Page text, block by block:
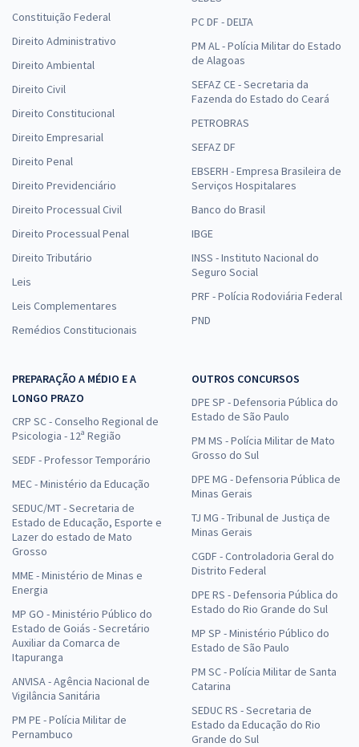
Constituição Federal
Direito Administrativo
Direito Ambiental
Direito Civil
Direito Constitucional
Direito Empresarial
Direito Penal
Direito Previdenciário
Direito Processual Civil
Direito Processual Penal
Direito Tributário
Leis
Leis Complementares
Remédios Constitucionais
PC DF - DELTA
PM AL - Polícia Militar do Estado
de Alagoas
SEFAZ CE - Secretaria da
Fazenda do Estado do Ceará
PETROBRAS
SEFAZ DF
EBSERH - Empresa Brasileira de
Serviços Hospitalares
Banco do Brasil
IBGE
INSS - Instituto Nacional do
Seguro Social
PRF - Polícia Rodoviária Federal
PND
PREPARAÇÃO A MÉDIO E A
LONGO PRAZO
CRP SC - Conselho Regional de
Psicologia - 12ª Região
SEDF - Professor Temporário
MEC - Ministério da Educação
SEDUC/MT - Secretaria de
Estado de Educação, Esporte e
Lazer do estado de Mato
Grosso
MME - Ministério de Minas e
Energia
MP GO - Ministério Público do
Estado de Goiás - Secretário
Auxiliar da Comarca de
Itapuranga
ANVISA - Agência Nacional de
Vigilância Sanitária
PM PE - Polícia Militar de
Pernambuco
OUTROS CONCURSOS
DPE SP - Defensoria Pública do
Estado de São Paulo
PM MS - Polícia Militar de Mato
Grosso do Sul
DPE MG - Defensoria Pública de
Minas Gerais
TJ MG - Tribunal de Justiça de
Minas Gerais
CGDF - Controladoria Geral do
Distrito Federal
DPE RS - Defensoria Pública do
Estado do Rio Grande do Sul
MP SP - Ministério Público do
Estado de São Paulo
PM SC - Polícia Militar de Santa
Catarina
SEDUC RS - Secretaria de
Estado da Educação do Rio
Grande do Sul